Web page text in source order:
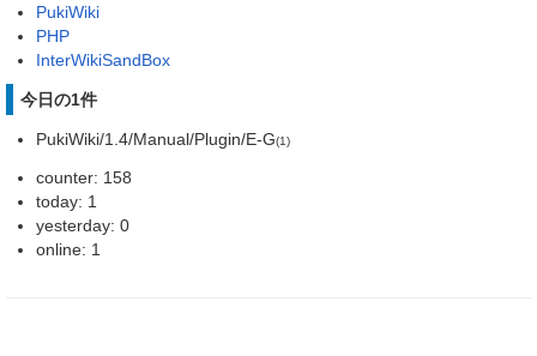
PukiWiki
PHP
InterWikiSandBox
今日の1件
PukiWiki/1.4/Manual/Plugin/E-G(1)
counter: 158
today: 1
yesterday: 0
online: 1